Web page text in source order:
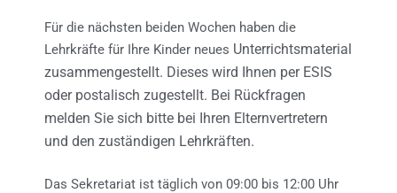
Für die nächsten beiden Wochen haben die
Lehrkräfte für Ihre Kinder neues Unterrichtsmaterial
zusammengestellt. Dieses wird Ihnen per ESIS
oder postalisch zugestellt. Bei Rückfragen
melden Sie sich bitte bei Ihren Elternvertretern
und den zuständigen Lehrkräften.
Das Sekretariat ist täglich von 09:00 bis 12:00 Uhr